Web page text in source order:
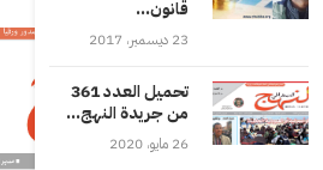
قانون...
23 ديسمبر، 2017
تحميل العدد 361
من جريدة النهج...
26 مايو، 2020